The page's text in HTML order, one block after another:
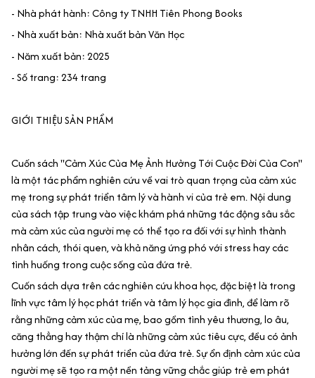
- Nhà phát hành: Công ty TNHH Tiên Phong Books
- Nhà xuất bản: Nhà xuất bản Văn Học
- Năm xuất bản: 2025
- Số trang: 234 trang
GIỚI THIỆU SẢN PHẨM
Cuốn sách "Cảm Xúc Của Mẹ Ảnh Hưởng Tới Cuộc Đời Của Con"
là một tác phẩm nghiên cứu về vai trò quan trọng của cảm xúc
mẹ trong sự phát triển tâm lý và hành vi của trẻ em. Nội dung
của sách tập trung vào việc khám phá những tác động sâu sắc
mà cảm xúc của người mẹ có thể tạo ra đối với sự hình thành
nhân cách, thói quen, và khả năng ứng phó với stress hay các
tình huống trong cuộc sống của đứa trẻ.
Cuốn sách dựa trên các nghiên cứu khoa học, đặc biệt là trong
lĩnh vực tâm lý học phát triển và tâm lý học gia đình, để làm rõ
rằng những cảm xúc của mẹ, bao gồm tình yêu thương, lo âu,
căng thẳng hay thậm chí là những cảm xúc tiêu cực, đều có ảnh
hưởng lớn đến sự phát triển của đứa trẻ. Sự ổn định cảm xúc của
người mẹ sẽ tạo ra một nền tảng vững chắc giúp trẻ em phát